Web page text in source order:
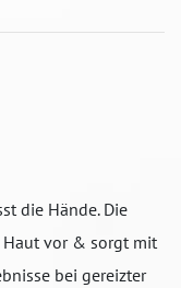
die Hände. Die
Haut vor & sorgt mit
bei gereizter